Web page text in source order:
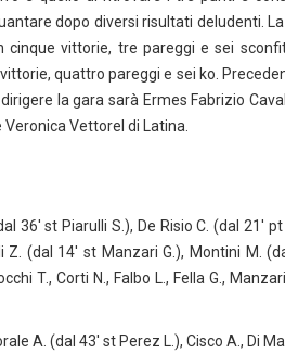
dopo diversi risultati deludenti.
cinque vittorie, tre pareggi e sei
quattro pareggi e sei ko.
la gara sarà Ermes Fabrizio
Vettorel di Latina.
36′ st Piarulli S.), De Risio C. (dal 21′
Z. (dal 14′ st Manzari G.), Montini M.
T., Corti N., Falbo L., Fella G.,
A. (dal 43′ st Perez L.), Cisco A., Di